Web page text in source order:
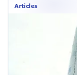
Articles